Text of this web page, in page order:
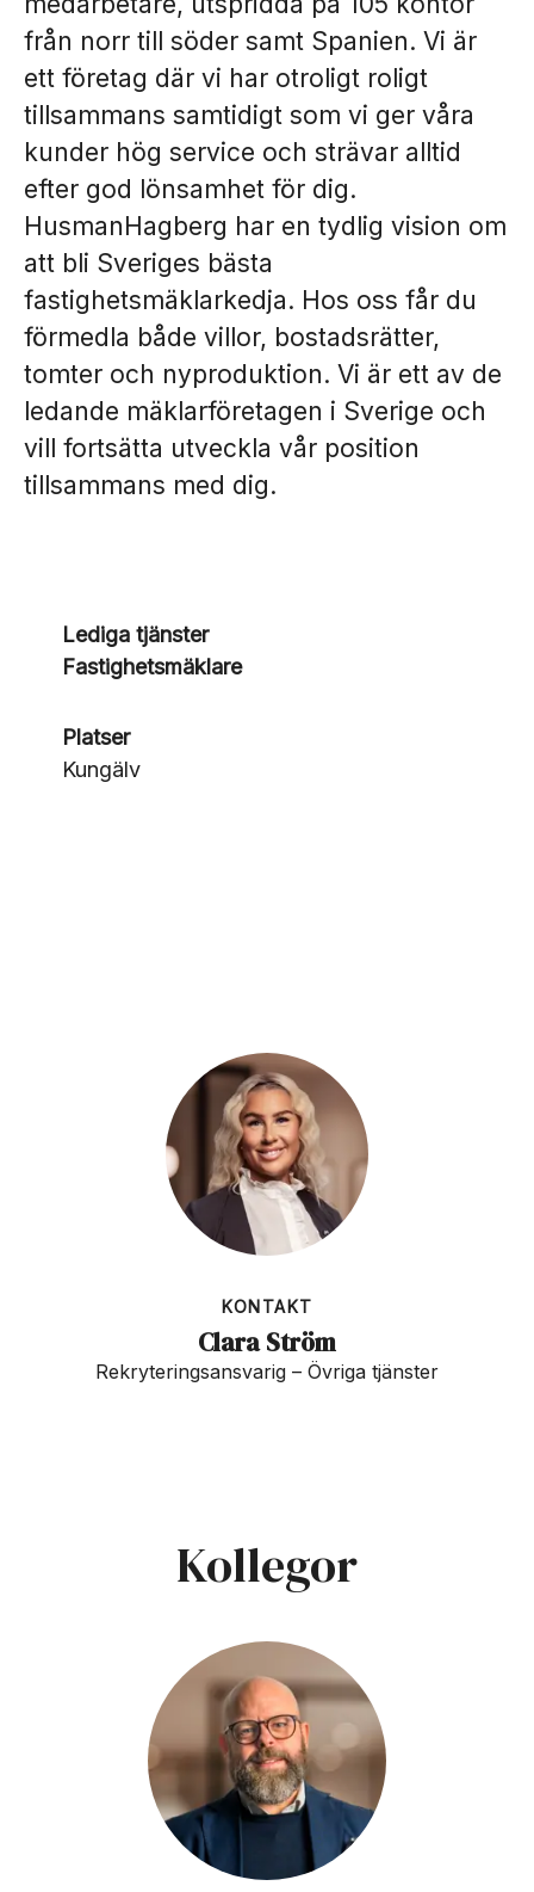
från norr till söder samt Spanien. Vi är
ett företag där vi har otroligt roligt
tillsammans samtidigt som vi ger våra
kunder hög service och strävar alltid
efter god lönsamhet för dig.
HusmanHagberg har en tydlig vision om
att bli Sveriges bästa
fastighetsmäklarkedja. Hos oss får du
förmedla både villor, bostadsrätter,
tomter och nyproduktion. Vi är ett av de
ledande mäklarföretagen i Sverige och
vill fortsätta utveckla vår position
tillsammans med dig.
Lediga tjänster
Fastighetsmäklare
Platser
Kungälv
KONTAKT
Clara Ström
Rekryteringsansvarig – Övriga tjänster
Kollegor